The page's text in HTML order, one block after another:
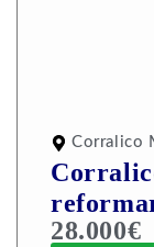
Corralico
28.000€